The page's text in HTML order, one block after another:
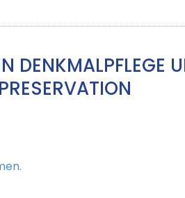
DENKMALPFLEGE